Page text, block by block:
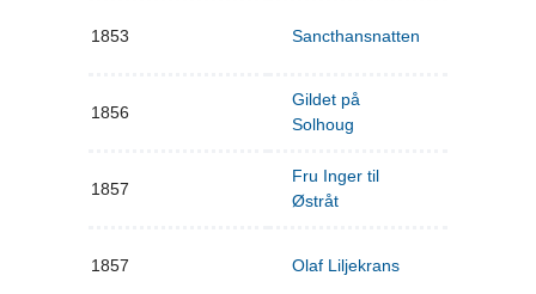
1853 Sancthansnatten
1856
Gildet på
Solhoug
1857
Fru Inger til
Østråt
1857 Olaf Liljekrans